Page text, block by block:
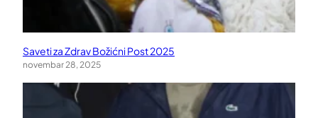
Saveti za Zdrav Božićni Post 2025
novembar 28, 2025